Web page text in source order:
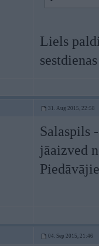
Liels
31. Aug 2015, 22:58
Salaspils
jāaizved
04. Sep 2015, 21:46